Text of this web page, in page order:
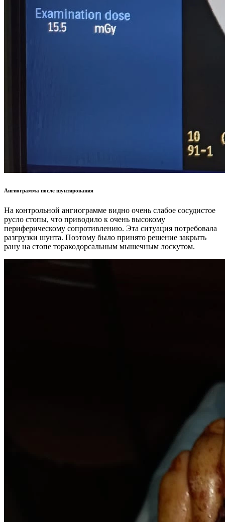
Ангиограмма после шунтирования
На контрольной ангиограмме видно очень слабое сосудистое
русло стопы, что приводило к очень высокому
периферическому сопротивлению. Эта ситуация потребовала
разгрузки шунта. Поэтому было принято решение закрыть
рану на стопе торакодорсальным мышечным лоскутом.